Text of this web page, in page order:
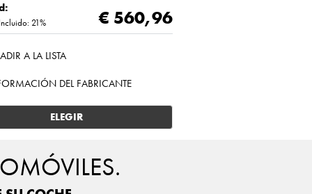
21% € 560,96
A LA LISTA
DEL FABRICANTE
ELEGIR